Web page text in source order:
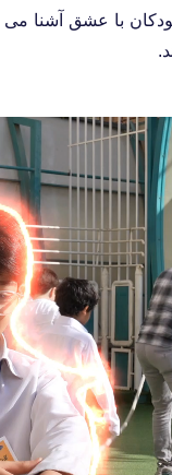
با عشق آشنا می